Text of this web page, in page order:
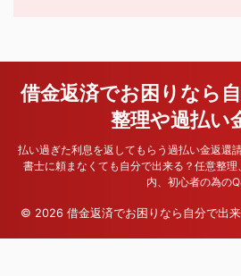
借金返済でお困りなら
整理や過払い
払い過ぎた利息を返してもらう過払い金返還
書士に頼まなくても自分で出来る？任意整
内、初心者の為の
© 2026 借金返済でお困りなら自分で出